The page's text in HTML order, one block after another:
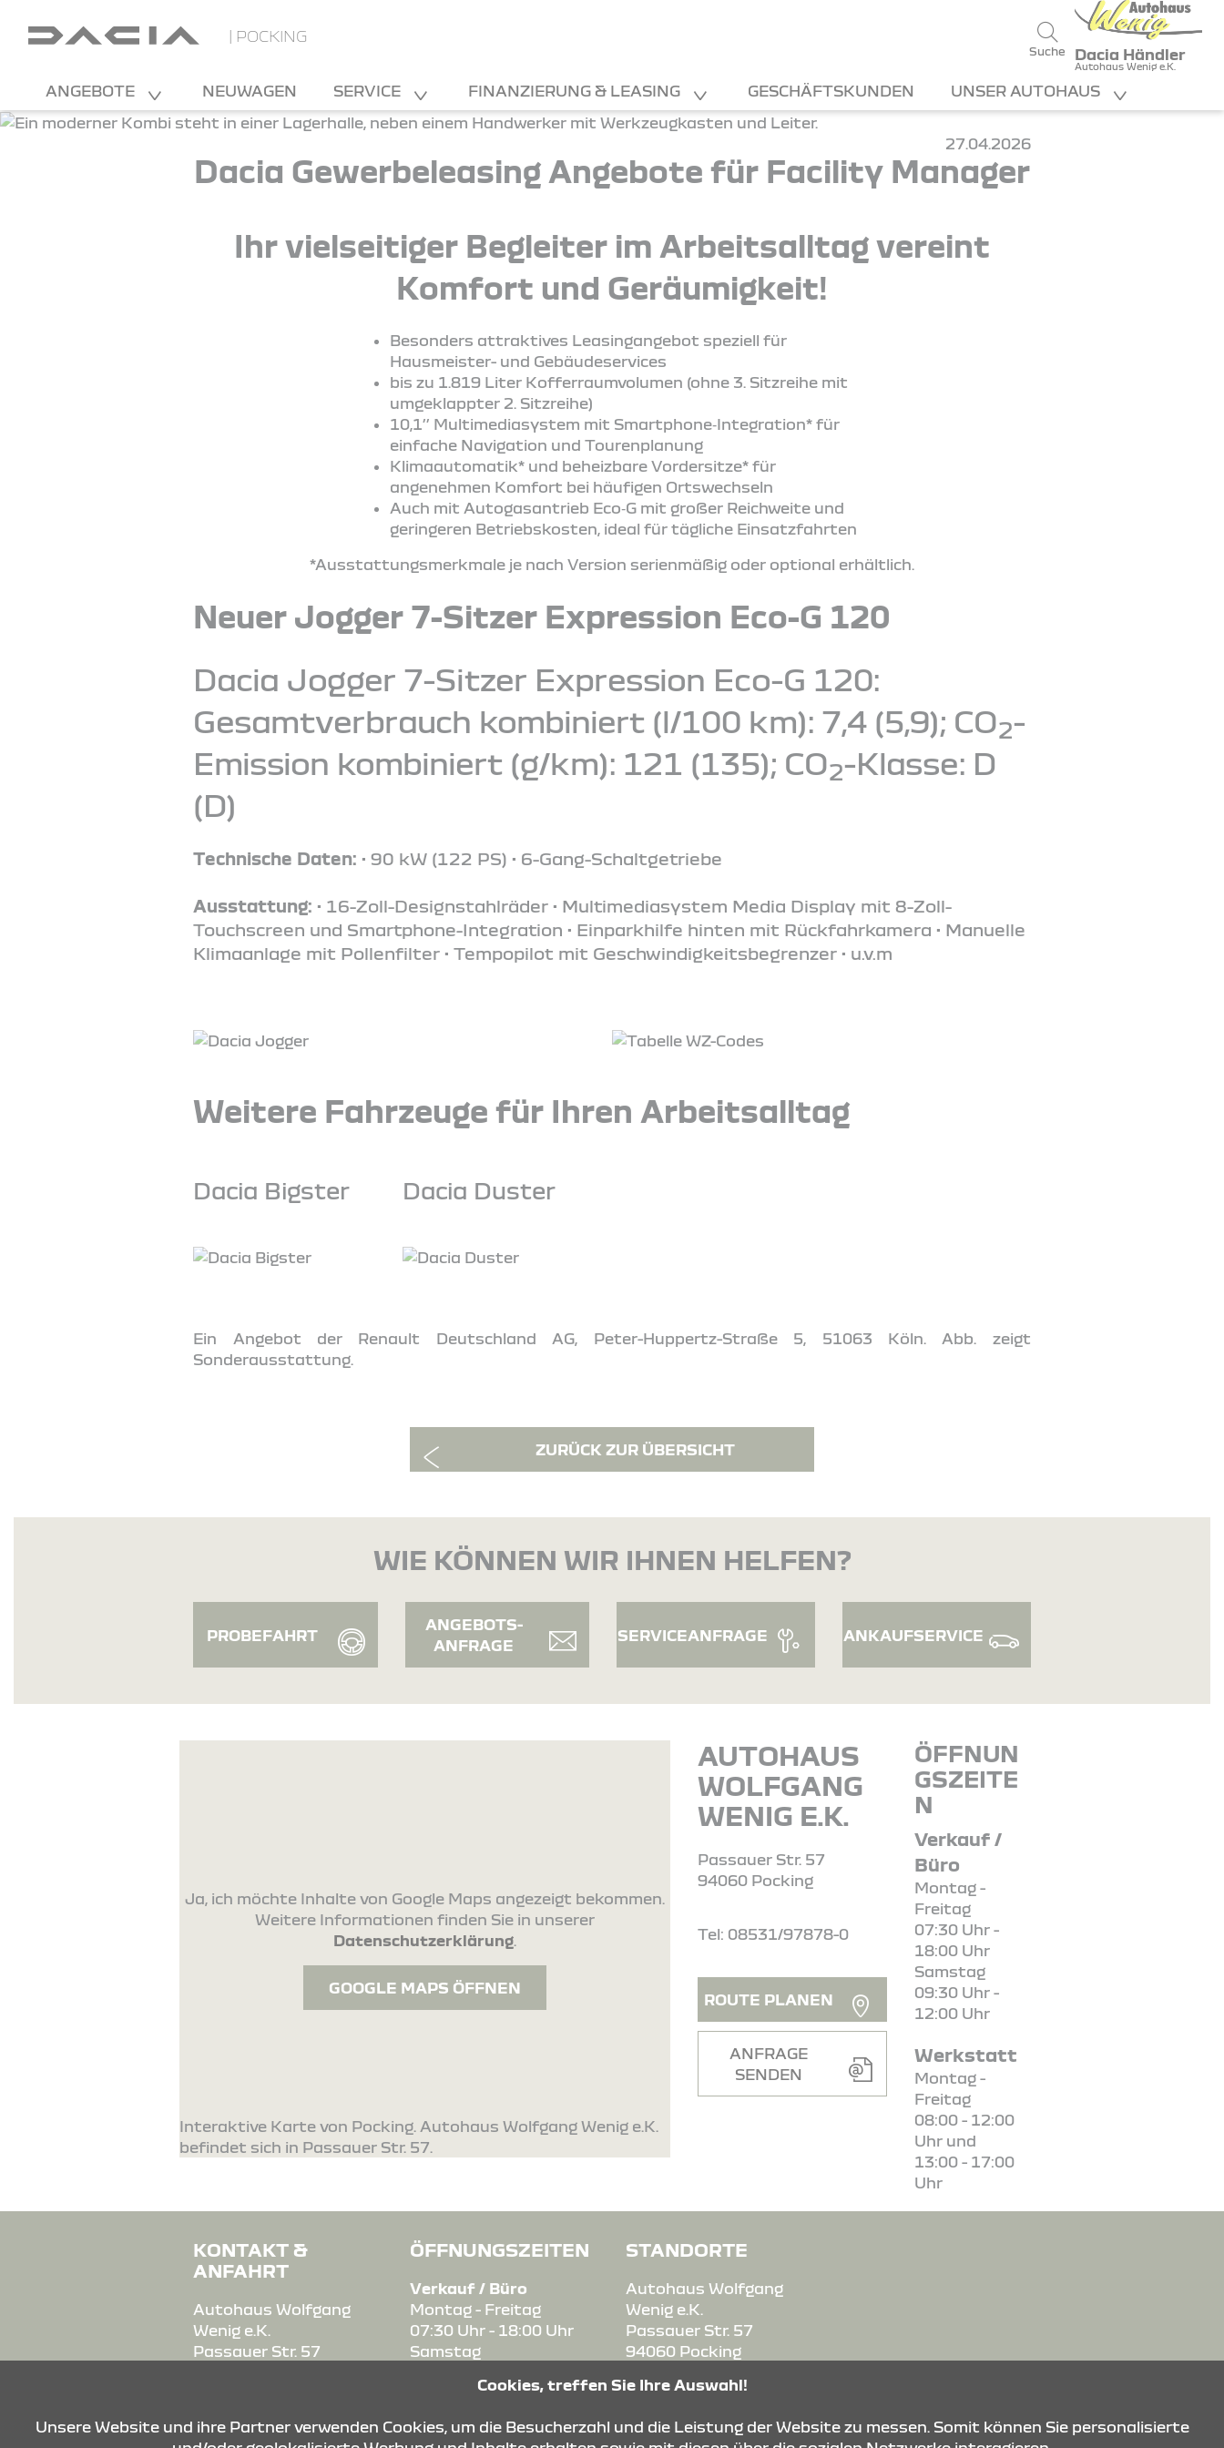
| POCKING
Suche Dacia Händler
Autohaus Wenig e.K.
ANGEBOTE NEUWAGEN SERVICE FINANZIERUNG & LEASING GESCHÄFTSKUNDEN UNSER AUTOHAUS
27.04.2026
Dacia Gewerbeleasing Angebote für Facility Manager
Ihr vielseitiger Begleiter im Arbeitsalltag vereint
Komfort und Geräumigkeit!
Besonders attraktives Leasingangebot speziell für
Hausmeister- und Gebäudeservices
bis zu 1.819 Liter Kofferraumvolumen (ohne 3. Sitzreihe mit
umgeklappter 2. Sitzreihe)
10,1’’ Multimediasystem mit Smartphone‑Integration* für
einfache Navigation und Tourenplanung
Klimaautomatik* und beheizbare Vordersitze* für
angenehmen Komfort bei häufigen Ortswechseln
Auch mit Autogasantrieb Eco‑G mit großer Reichweite und
geringeren Betriebskosten, ideal für tägliche Einsatzfahrten
*Ausstattungsmerkmale je nach Version serienmäßig oder optional erhältlich.
Neuer Jogger 7-Sitzer Expression Eco-G 120
Dacia Jogger 7-Sitzer Expression Eco-G 120:
Gesamtverbrauch kombiniert (l/100 km): 7,4 (5,9); CO2-
Emission kombiniert (g/km): 121 (135); CO2-Klasse: D
(D)
Technische Daten: • 90 kW (122 PS) • 6-Gang-Schaltgetriebe
Ausstattung: • 16-Zoll-Designstahlräder • Multimediasystem Media Display mit 8-Zoll-
Touchscreen und Smartphone-Integration • Einparkhilfe hinten mit Rückfahrkamera • Manuelle
Klimaanlage mit Pollenfilter • Tempopilot mit Geschwindigkeitsbegrenzer • u.v.m
Weitere Fahrzeuge für Ihren Arbeitsalltag
Dacia Bigster Dacia Duster
Ein Angebot der Renault Deutschland AG, Peter-Huppertz-Straße 5, 51063 Köln. Abb. zeigt
Sonderausstattung.
ZURÜCK ZUR ÜBERSICHT
WIE KÖNNEN WIR IHNEN HELFEN?
PROBEFAHRT
ANGEBOTS-
ANFRAGE
SERVICEANFRAGE ANKAUFSERVICE
Ja, ich möchte Inhalte von Google Maps angezeigt bekommen.
Weitere Informationen finden Sie in unserer
Datenschutzerklärung.
GOOGLE MAPS ÖFFNEN
Interaktive Karte von Pocking. Autohaus Wolfgang Wenig e.K.
befindet sich in Passauer Str. 57.
AUTOHAUS
WOLFGANG
WENIG E.K.
Passauer Str. 57
94060 Pocking
Tel: 08531/97878-0
ROUTE PLANEN
ANFRAGE
SENDEN
ÖFFNUN
GSZEITE
N
Verkauf /
Büro
Montag -
Freitag
07:30 Uhr -
18:00 Uhr
Samstag
09:30 Uhr -
12:00 Uhr
Werkstatt
Montag -
Freitag
08:00 - 12:00
Uhr und
13:00 - 17:00
Uhr
KONTAKT &
ANFAHRT
Autohaus Wolfgang
Wenig e.K.
Passauer Str. 57
ÖFFNUNGSZEITEN
Verkauf / Büro
Montag - Freitag
07:30 Uhr - 18:00 Uhr
Samstag
Montag - Freitag
STANDORTE
Autohaus Wolfgang
Wenig e.K.
Passauer Str. 57
94060 Pocking
Cookies, treffen Sie Ihre Auswahl!
Unsere Website und ihre Partner verwenden Cookies, um die Besucherzahl und die Leistung der Website zu messen. Somit können Sie personalisierte